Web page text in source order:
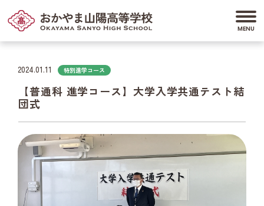
2024.01.11 特別進学コース
【普通科 進学コース】大学入学共通テスト結
団式